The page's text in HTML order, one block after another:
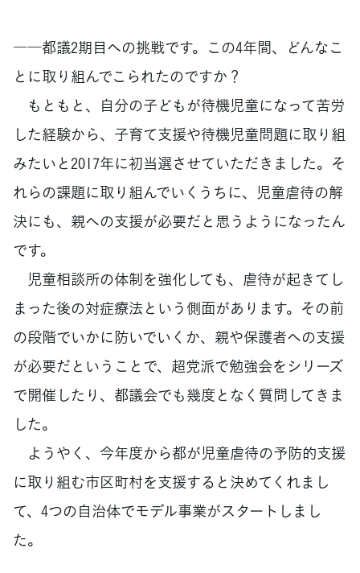
――都議2期目への挑戦です。この4年間、どんなこ
とに取り組んでこられたのですか？
もともと、自分の子どもが待機児童になって苦労
した経験から、子育て支援や待機児童問題に取り組
みたいと2017年に初当選させていただきました。そ
れらの課題に取り組んでいくうちに、児童虐待の解
決にも、親への支援が必要だと思うようになったん
です。
児童相談所の体制を強化しても、虐待が起きてし
まった後の対症療法という側面があります。その前
の段階でいかに防いでいくか、親や保護者への支援
が必要だということで、超党派で勉強会をシリーズ
で開催したり、都議会でも幾度となく質問してきま
した。
ようやく、今年度から都が児童虐待の予防的支援
に取り組む市区町村を支援すると決めてくれまし
て、4つの自治体でモデル事業がスタートしまし
た。